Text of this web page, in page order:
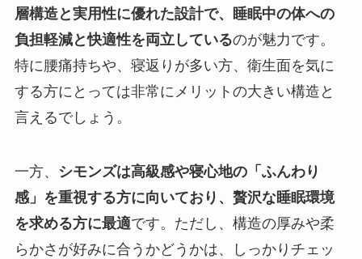
層構造と実用性に優れた設計で、睡眠中の体への
負担軽減と快適性を両立しているのが魅力です。
特に腰痛持ちや、寝返りが多い方、衛生面を気に
する方にとっては非常にメリットの大きい構造と
言えるでしょう。
一方、
シモンズは高級感や寝心地の「ふんわり
感」を重視する方に向いており、贅沢な睡眠環境
を求める方に最適です。ただし、構造の厚みや柔
らかさが好みに合うかどうかは、しっかりチェッ